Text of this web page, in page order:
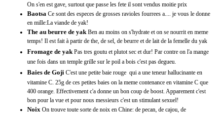
On s'en est gave, surtout que passe les fete il sont vendus moitie prix
Baotsa Ce sont des especes de grosses ravioles fourrees a.... je vous le donne
en mille:La viande de yak!
The au beurre de yakBen au moins on s'hydrate et on se nourrit en meme
temps! Il est fait à partir de the, de sel, de beurre et de lait de la femelle du yak
Fromage de yak Pas tres goutu et plutot sec et dur! Par contre on l'a mange
une fois dans un temple grille sur le poil a bois c'est pas degueu.
Baies de Goji C'est une petite baie rouge qui a une teneur hallucinante en
vitamine C. 25g de ces petites baies on la meme contenance en vitamine C que
400 orange. Effectivement c'a donne un bon coup de boost. Apparement c'est
bon pour la vue et pour nous messieurs c'est un stimulant sexuel!
Noix On trouve toute sorte de noix en Chine: de pecan, de cajou, de